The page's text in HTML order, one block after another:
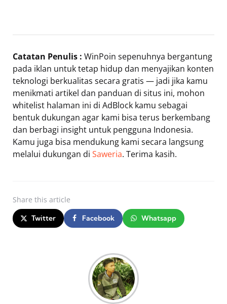
Catatan Penulis : WinPoin sepenuhnya bergantung
pada iklan untuk tetap hidup dan menyajikan konten
teknologi berkualitas secara gratis — jadi jika kamu
menikmati artikel dan panduan di situs ini, mohon
whitelist halaman ini di AdBlock kamu sebagai
bentuk dukungan agar kami bisa terus berkembang
dan berbagi insight untuk pengguna Indonesia.
Kamu juga bisa mendukung kami secara langsung
melalui dukungan di Saweria. Terima kasih.
Share this article
Twitter Facebook Whatsapp